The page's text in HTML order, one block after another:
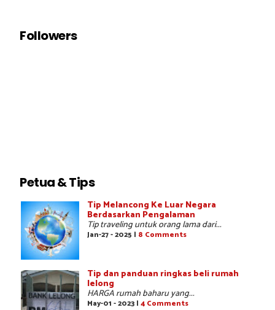
Followers
Petua & Tips
Tip Melancong Ke Luar Negara
Berdasarkan Pengalaman
Tip traveling untuk orang lama dari...
Jan-27 - 2025 | 8 Comments
Tip dan panduan ringkas beli rumah
lelong
HARGA rumah baharu yang...
May-01 - 2023 | 4 Comments